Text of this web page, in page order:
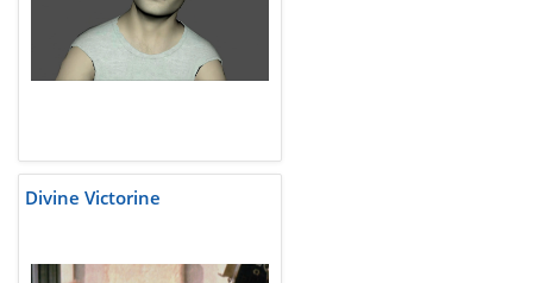
Divine Victorine